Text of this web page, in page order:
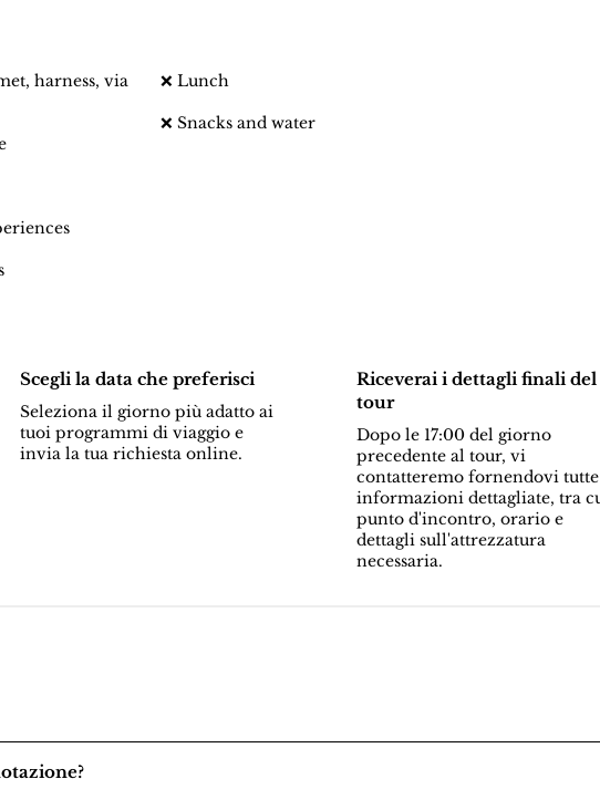
harness, via
❌ Lunch
❌ Snacks and water
Scegli la data che preferisci
Seleziona il giorno più adatto ai
tuoi programmi di viaggio e
invia la tua richiesta online.
Riceverai i dettagli finali del
tour
Dopo le 17:00 del giorno
precedente al tour, vi
contatteremo fornendovi
informazioni dettagliate, tra
punto d'incontro, orario e
dettagli sull'attrezzatura
necessaria.